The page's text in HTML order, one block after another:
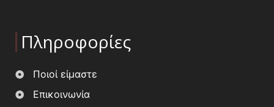
Πληροφορίες
Ποιοί είμαστε
Επικοινωνία